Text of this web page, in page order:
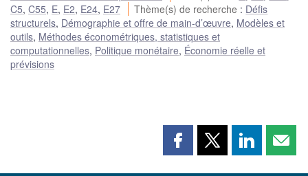
C5, C55, E, E2, E24, E27 Thème(s) de recherche : Défis
structurels, Démographie et offre de main-d’œuvre, Modèles et
outils, Méthodes économétriques, statistiques et
computationnelles, Politique monétaire, Économie réelle et
prévisions
PartagerPartagerPartager